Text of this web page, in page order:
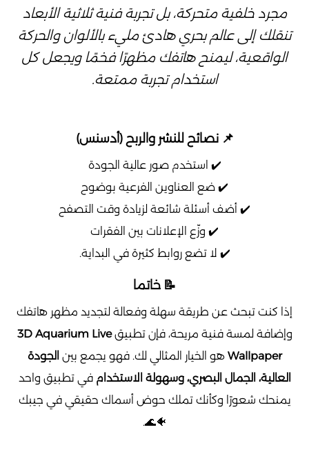
مجرد خلفية متحركة، بل تجربة فنية ثلاثية الأبعاد
تنقلك إلى عالم بحري هادئ مليء بالألوان والحركة
الواقعية، ليمنح هاتفك مظهرًا فخمًا ويجعل كل
استخدام تجربة ممتعة.
📌 نصائح للنشر والربح (أدسنس)
✔️ استخدم صور عالية الجودة
✔️ ضع العناوين الفرعية بوضوح
✔️ أضف أسئلة شائعة لزيادة وقت التصفح
✔️ وزّع الإعلانات بين الفقرات
✔️ لا تضع روابط كثيرة في البداية.
📝 خاتما
إذا كنت تبحث عن طريقة سهلة وفعالة لتجديد مظهر هاتفك
وإضافة لمسة فنية مريحة، فإن تطبيق3D Aquarium Live
Wallpaper هو الخيار المثالي لك. فهو يجمع بين الجودة
العالية، الجمال البصري، وسهولة الاستخدام في تطبيق واحد
يمنحك شعورًا وكأنك تملك حوض أسماك حقيقي في جيبك
🐠🌊.